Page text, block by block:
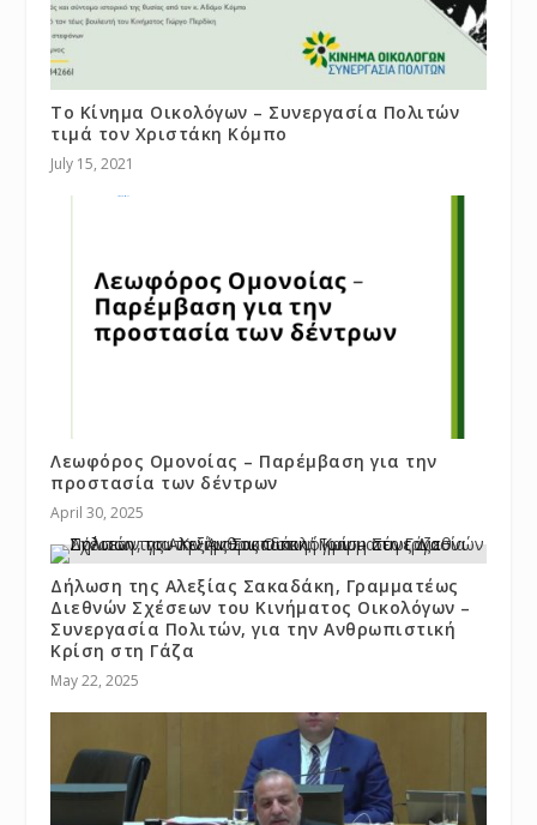
Το Κίνημα Οικολόγων – Συνεργασία Πολιτών
τιμά τον Χριστάκη Κόμπο
July 15, 2021
Λεωφόρος Ομονοίας – Παρέμβαση για την
προστασία των δέντρων
April 30, 2025
Δήλωση της Αλεξίας Σακαδάκη, Γραμματέως
Διεθνών Σχέσεων του Κινήματος Οικολόγων –
Συνεργασία Πολιτών, για την Ανθρωπιστική
Κρίση στη Γάζα
May 22, 2025